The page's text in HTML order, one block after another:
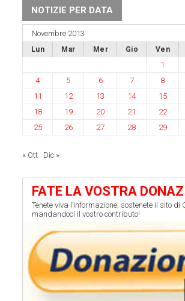
NOTIZIE PER DATA
Novembre 2013
Lun Mar Mer Gio Ven
1
4
5 6 7 8
11
12 13 14 15
18
19 20 21 22
25
26 27 28 29
« Ott Dic »
FATE LA VOSTRA
Tenete viva l’informazione: sostenete il sito di
mandandoci il vostro contributo!